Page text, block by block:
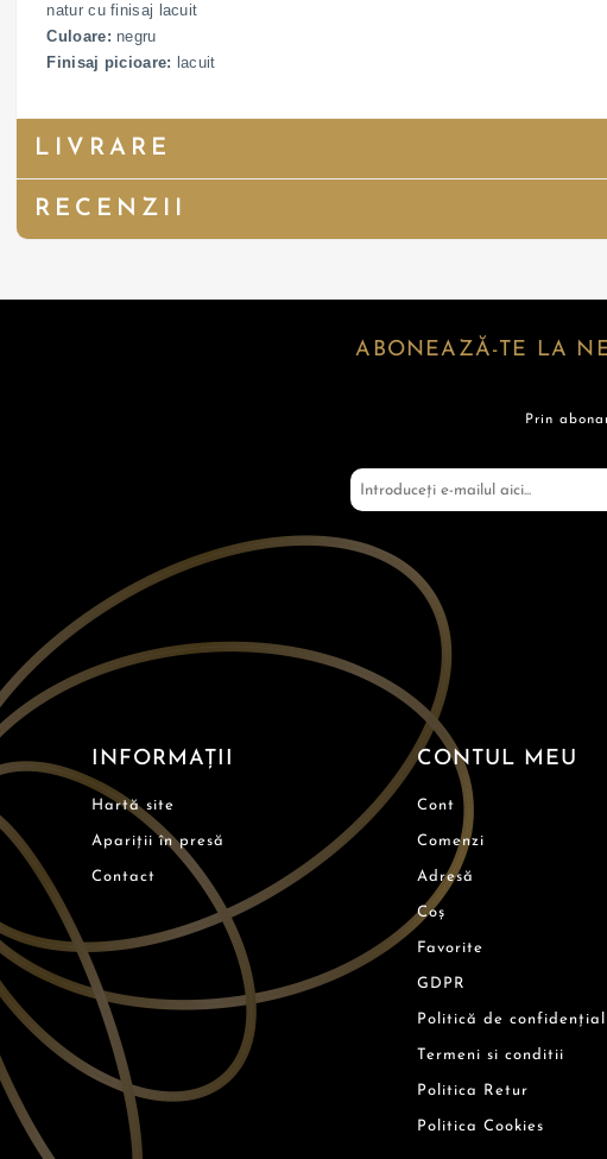
natur cu finisaj lacuit
Culoare: negru
Finisaj picioare: lacuit
LIVRARE
RECENZII
ABONEAZĂ-TE LA
Prin
INFORMAȚII
Hartă site
Apariții în presă
Contact
CONTUL MEU
Cont
Comenzi
Adresă
Coș
Favorite
GDPR
Politică de
Termeni si conditii
Politica Retur
Politica Cookies